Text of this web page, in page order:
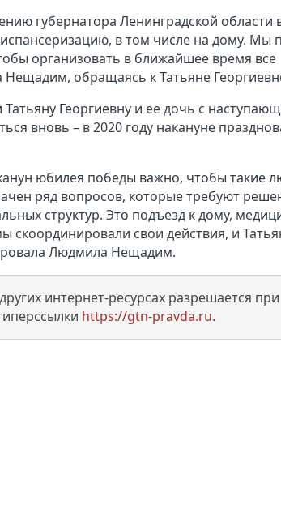
губернатора Ленинградской области
в том числе на дому. Мы
организовать в ближайшее время все
обращаясь к Татьяне
Георгиевну и ее дочь с
вновь – в 2020 году накануне
юбилея победы важно, чтобы такие
ряд вопросов, которые требуют
структур. Это подъезд к дому,
свои действия, и
Людмила Нещадим.
интернет-ресурсах разрешается при
https://gtn-pravda.ru.